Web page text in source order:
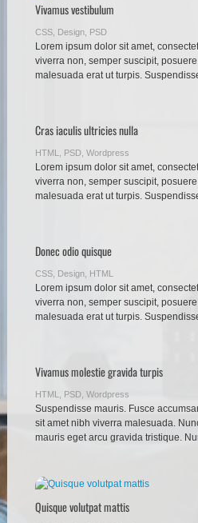
Vivamus vestibulum
CSS Design PSD
Lorem ipsum dolor sit amet,
viverra non, semper suscipit,
malesuada erat ut turpis.
Cras iaculis ultricies nulla
HTML PSD Wordpress
Lorem ipsum dolor sit amet,
viverra non, semper suscipit,
malesuada erat ut turpis.
Donec odio quisque
CSS Design HTML
Lorem ipsum dolor sit amet,
viverra non, semper suscipit,
malesuada erat ut turpis.
Vivamus molestie gravida turpis
HTML PSD Wordpress
Suspendisse mauris. Fusce
sit amet nibh viverra malesuada.
mauris eget arcu gravida tristique.
Quisque volutpat mattis